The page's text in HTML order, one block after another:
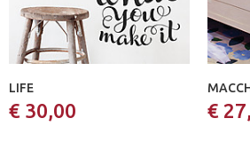
LIFE
€ 30,00 €